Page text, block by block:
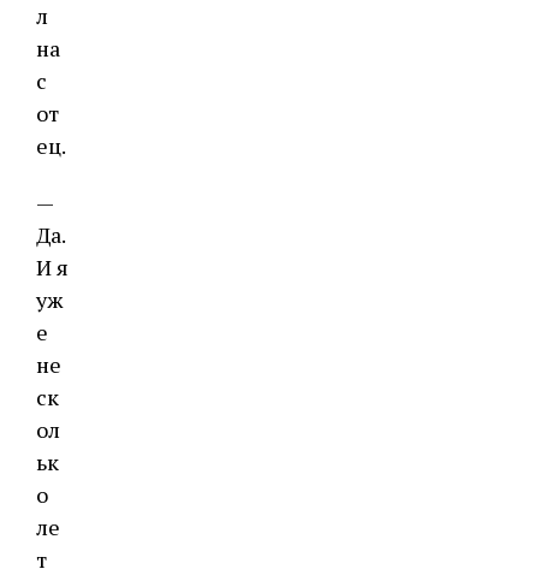
л
на
с
от
ец.
—
Да.
И я
уж
е
не
ск
ол
ьк
о
ле
т